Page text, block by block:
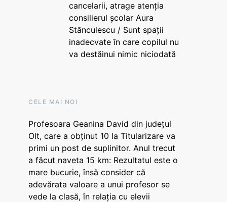
cancelarii, atrage atenția
consilierul școlar Aura
Stănculescu / Sunt spații
inadecvate în care copilul nu
va destăinui nimic niciodată
CELE MAI NOI
Profesoara Geanina David din județul
Olt, care a obținut 10 la Titularizare va
primi un post de suplinitor. Anul trecut
a făcut naveta 15 km: Rezultatul este o
mare bucurie, însă consider că
adevărata valoare a unui profesor se
vede la clasă, în relația cu elevii